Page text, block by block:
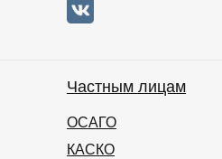
Частным лицам
ОСАГО
КАСКО